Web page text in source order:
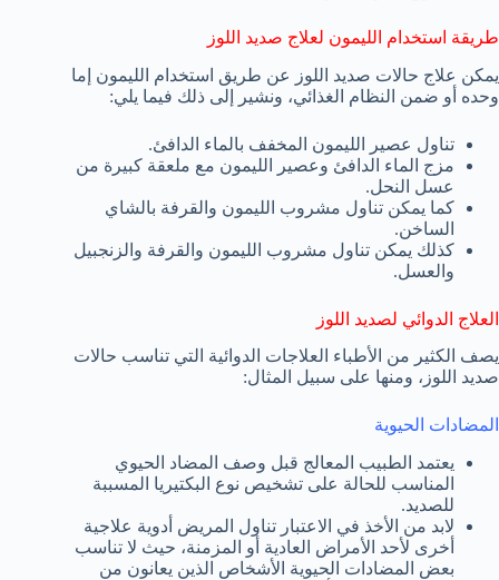
طريقة استخدام الليمون لعلاج صديد اللوز
يمكن علاج حالات صديد اللوز عن طريق استخدام الليمون إما
وحده أو ضمن النظام الغذائي، ونشير إلى ذلك فيما يلي:
تناول عصير الليمون المخفف بالماء الدافئ.
مزج الماء الدافئ وعصير الليمون مع ملعقة كبيرة من
عسل النحل.
كما يمكن تناول مشروب الليمون والقرفة بالشاي
الساخن.
كذلك يمكن تناول مشروب الليمون والقرفة والزنجبيل
والعسل.
العلاج الدوائي لصديد اللوز
يصف الكثير من الأطباء العلاجات الدوائية التي تناسب حالات
صديد اللوز، ومنها على سبيل المثال:
المضادات الحيوية
يعتمد الطبيب المعالج قبل وصف المضاد الحيوي
المناسب للحالة على تشخيص نوع البكتيريا المسببة
للصديد.
لابد من الأخذ في الاعتبار تناول المريض أدوية علاجية
أخرى لأحد الأمراض العادية أو المزمنة، حيث لا تناسب
بعض المضادات الحيوية الأشخاص الذين يعانون من